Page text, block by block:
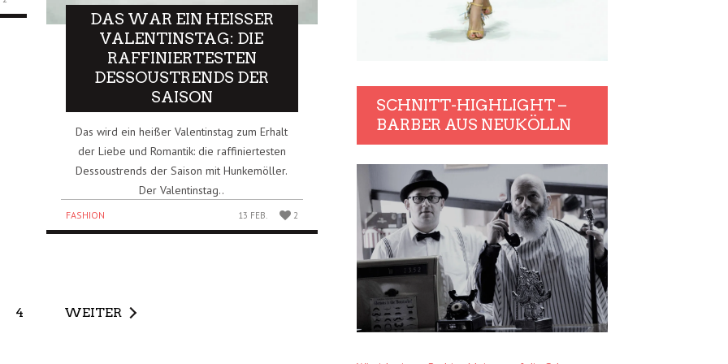
DAS WAR EIN HEISSER V
ALENTINSTAG: DIE R
AFFINIERTESTEN D
ESSOUSTRENDS DER S
AISON
Das wird ein heißer Valentinstag zum Erhalt
der Liebe und Romantik: die raffiniertesten
Dessoustrends der Saison mit Hunkemöller.
Der Valentinstag..
FASHION 13 FEB. 2
4 WEITER
SCHNITT-HIGHLIGHT –
BARBER AUS NEUKÖLLN